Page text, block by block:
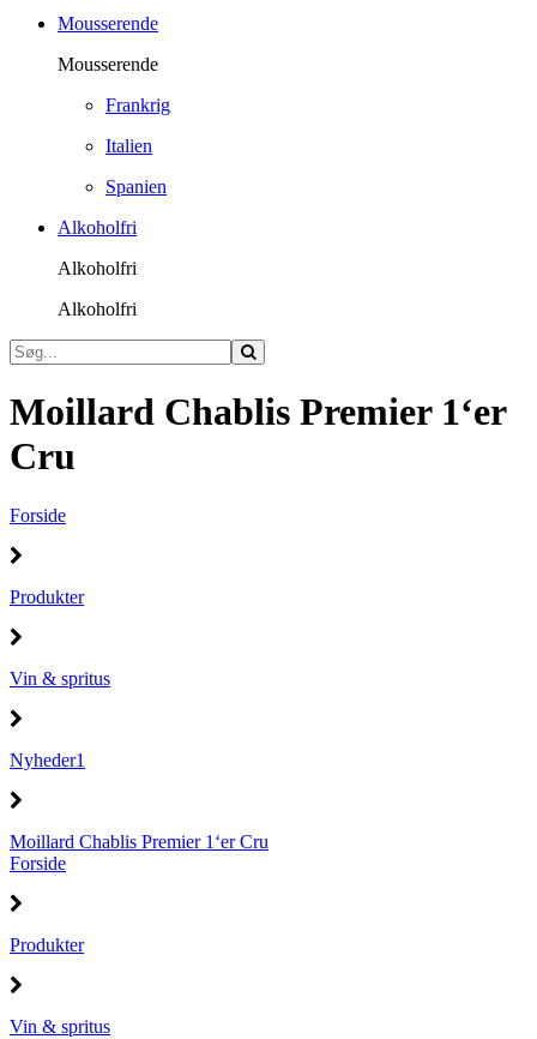
Mousserende
Mousserende
Frankrig
Italien
Spanien
Alkoholfri
Alkoholfri
Alkoholfri
Moillard Chablis Premier 1‘er
Cru
Forside
Produkter
Vin & spritus
Nyheder1
Moillard Chablis Premier 1‘er Cru
Forside
Produkter
Vin & spritus